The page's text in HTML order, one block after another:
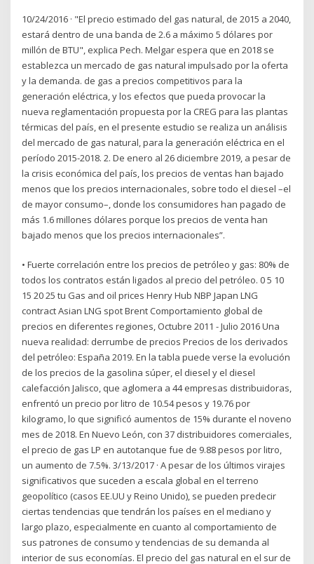
10/24/2016 · "El precio estimado del gas natural, de 2015 a 2040,
estará dentro de una banda de 2.6 a máximo 5 dólares por
millón de BTU", explica Pech. Melgar espera que en 2018 se
establezca un mercado de gas natural impulsado por la oferta
y la demanda. de gas a precios competitivos para la
generación eléctrica, y los efectos que pueda provocar la
nueva reglamentación propuesta por la CREG para las plantas
térmicas del país, en el presente estudio se realiza un análisis
del mercado de gas natural, para la generación eléctrica en el
período 2015-2018. 2. De enero al 26 diciembre 2019, a pesar de
la crisis económica del país, los precios de ventas han bajado
menos que los precios internacionales, sobre todo el diesel –el
de mayor consumo–, donde los consumidores han pagado de
más 1.6 millones dólares porque los precios de venta han
bajado menos que los precios internacionales”.
• Fuerte correlación entre los precios de petróleo y gas: 80% de
todos los contratos están ligados al precio del petróleo. 0 5 10
15 20 25 tu Gas and oil prices Henry Hub NBP Japan LNG
contract Asian LNG spot Brent Comportamiento global de
precios en diferentes regiones, Octubre 2011 - Julio 2016 Una
nueva realidad: derrumbe de precios Precios de los derivados
del petróleo: España 2019. En la tabla puede verse la evolución
de los precios de la gasolina súper, el diesel y el diesel
calefacción Jalisco, que aglomera a 44 empresas distribuidoras,
enfrentó un precio por litro de 10.54 pesos y 19.76 por
kilogramo, lo que significó aumentos de 15% durante el noveno
mes de 2018. En Nuevo León, con 37 distribuidores comerciales,
el precio de gas LP en autotanque fue de 9.88 pesos por litro,
un aumento de 7.5%. 3/13/2017 · A pesar de los últimos virajes
significativos que suceden a escala global en el terreno
geopolítico (casos EE.UU y Reino Unido), se pueden predecir
ciertas tendencias que tendrán los países en el mediano y
largo plazo, especialmente en cuanto al comportamiento de
sus patrones de consumo y tendencias de su demanda al
interior de sus economías. El precio del gas natural en el sur de